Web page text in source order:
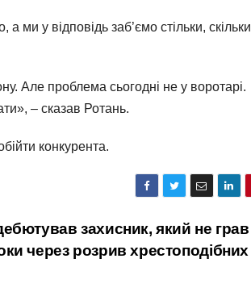
ми у відповідь заб’ємо стільки, скільки
Але проблема сьогодні не у воротарі.
– сказав Ротань.
конкурента.
захисник, який не грав
через розрив хрестоподібних